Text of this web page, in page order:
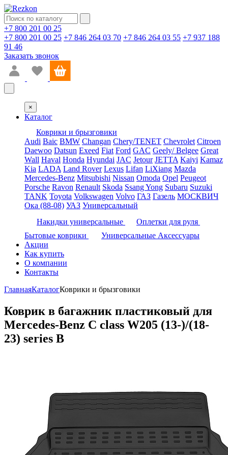
+7 800 201 00 25
+7 800 201 00 25 +7 846 264 03 70 +7 846 264 03 55 +7 937 188
91 46
Заказать звонок
×
Каталог
Коврики и брызговики
Audi Baic BMW Changan Chery/TENET Chevrolet Citroen
Daewoo Datsun Exeed Fiat Ford GAC Geely/ Belgee Great
Wall Haval Honda Hyundai JAC Jetour JETTA Kaiyi Kamaz
Kia LADA Land Rover Lexus Lifan LiXiang Mazda
Mercedes-Benz Mitsubishi Nissan Omoda Opel Peugeot
Porsche Ravon Renault Skoda Ssang Yong Subaru Suzuki
TANK Toyota Volkswagen Volvo ГАЗ Газель МОСКВИЧ
Ока (88-08) УАЗ Универсальный
Накидки универсальные
Оплетки для руля
Бытовые коврики
Универсальные Аксессуары
Акции
Как купить
О компании
Контакты
ГлавнаяКаталогКоврики и брызговики
Коврик в багажник пластиковый для
Mercedes-Benz C class W205 (13-)/(18-
23) series B